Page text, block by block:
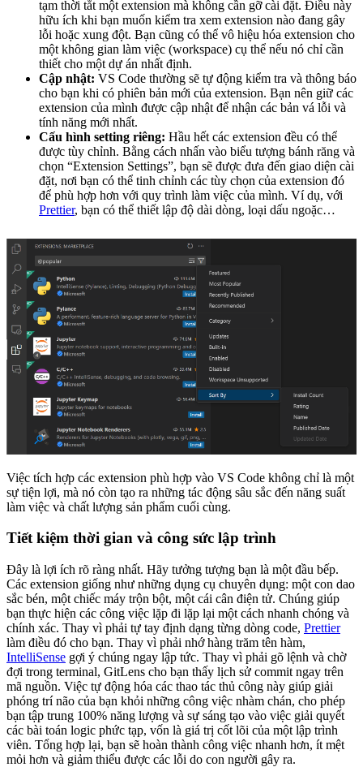
tạm thời tắt một extension mà không cần gỡ cài đặt. Điều này
hữu ích khi bạn muốn kiểm tra xem extension nào đang gây
lỗi hoặc xung đột. Bạn cũng có thể vô hiệu hóa extension cho
một không gian làm việc (workspace) cụ thể nếu nó chỉ cần
thiết cho một dự án nhất định.
Cập nhật: VS Code thường sẽ tự động kiểm tra và thông báo
cho bạn khi có phiên bản mới của extension. Bạn nên giữ các
extension của mình được cập nhật để nhận các bản vá lỗi và
tính năng mới nhất.
Cấu hình setting riêng: Hầu hết các extension đều có thể
được tùy chỉnh. Bằng cách nhấn vào biểu tượng bánh răng và
chọn “Extension Settings”, bạn sẽ được đưa đến giao diện cài
đặt, nơi bạn có thể tinh chỉnh các tùy chọn của extension đó
để phù hợp hơn với quy trình làm việc của mình. Ví dụ, với
Prettier, bạn có thể thiết lập độ dài dòng, loại dấu ngoặc…
Việc tích hợp các extension phù hợp vào VS Code không chỉ là một
sự tiện lợi, mà nó còn tạo ra những tác động sâu sắc đến năng suất
làm việc và chất lượng sản phẩm cuối cùng.
Tiết kiệm thời gian và công sức lập trình
Đây là lợi ích rõ ràng nhất. Hãy tưởng tượng bạn là một đầu bếp.
Các extension giống như những dụng cụ chuyên dụng: một con dao
sắc bén, một chiếc máy trộn bột, một cái cân điện tử. Chúng giúp
bạn thực hiện các công việc lặp đi lặp lại một cách nhanh chóng và
chính xác. Thay vì phải tự tay định dạng từng dòng code, Prettier
làm điều đó cho bạn. Thay vì phải nhớ hàng trăm tên hàm,
IntelliSense gợi ý chúng ngay lập tức. Thay vì phải gõ lệnh và chờ
đợi trong terminal, GitLens cho bạn thấy lịch sử commit ngay trên
mã nguồn. Việc tự động hóa các thao tác thủ công này giúp giải
phóng trí não của bạn khỏi những công việc nhàm chán, cho phép
bạn tập trung 100% năng lượng và sự sáng tạo vào việc giải quyết
các bài toán logic phức tạp, vốn là giá trị cốt lõi của một lập trình
viên. Tổng hợp lại, bạn sẽ hoàn thành công việc nhanh hơn, ít mệt
mỏi hơn và giảm thiểu được các lỗi do con người gây ra.